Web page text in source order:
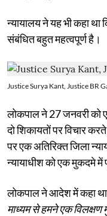
न्यायालय ने यह भी कहा था
संबंधित बहुत महत्वपूर्ण है।
Justice Surya Kant, Justice BR
लोकपाल ने 27 जनवरी को
दो शिकायतों पर विचार
पर एक अतिरिक्त जिला
न्यायाधीश को एक मुकदमे में
लोकपाल ने आदेश में कहा
माध्यम से हमने एक विलक्षण